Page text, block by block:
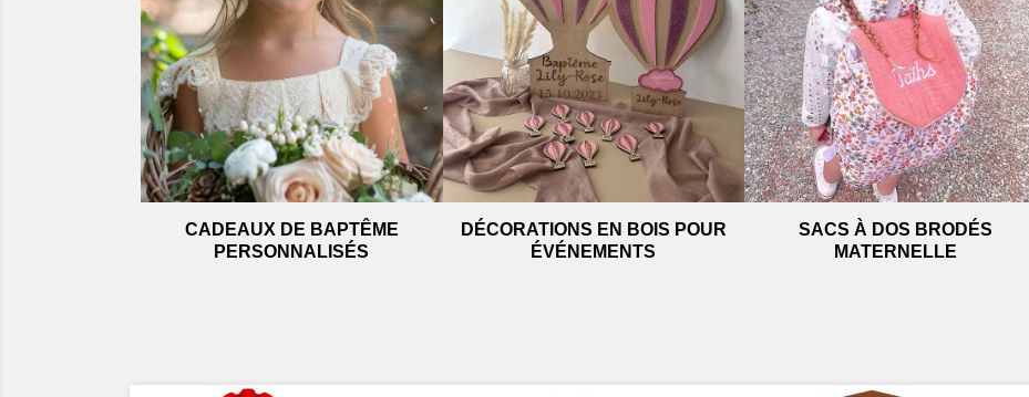
CADEAUX DE BAPTÊME
PERSONNALISÉS
DÉCORATIONS EN BOIS POUR
ÉVÉNEMENTS
SACS À DOS BRODÉS
MATERNELLE